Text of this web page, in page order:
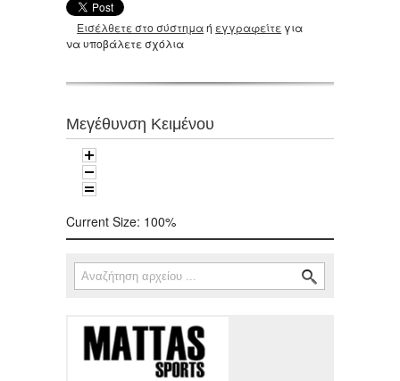
Εισέλθετε στο σύστημαή εγγραφείτε για
να υποβάλετε σχόλια
Μεγέθυνση Κειμένου
Current Size: 100%
Φόρμα αναζήτησης
Αναζήτηση